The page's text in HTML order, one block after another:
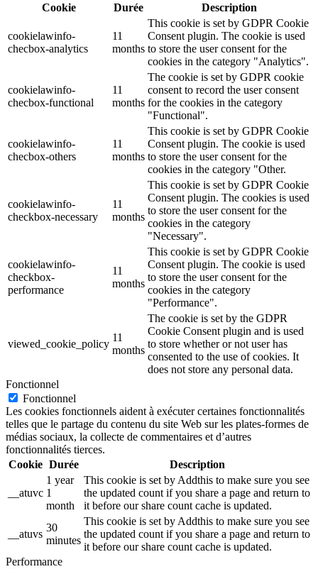
Cookie
Durée Description
cookielawinfo-
checbox-analytics
11
months
This cookie is set by GDPR Cookie
Consent plugin. The cookie is used
to store the user consent for the
cookies in the category "Analytics".
cookielawinfo-
checbox-functional
11
months
The cookie is set by GDPR cookie
consent to record the user consent
for the cookies in the category
"Functional".
cookielawinfo-
checbox-others
11
months
This cookie is set by GDPR Cookie
Consent plugin. The cookie is used
to store the user consent for the
cookies in the category "Other.
cookielawinfo-
checkbox-necessary
11
months
This cookie is set by GDPR Cookie
Consent plugin. The cookies is used
to store the user consent for the
cookies in the category
"Necessary".
cookielawinfo-
checkbox-
performance
11
months
This cookie is set by GDPR Cookie
Consent plugin. The cookie is used
to store the user consent for the
cookies in the category
"Performance".
viewed_cookie_policy
11
months
The cookie is set by the GDPR
Cookie Consent plugin and is used
to store whether or not user has
consented to the use of cookies. It
does not store any personal data.
Fonctionnel
Fonctionnel
Les cookies fonctionnels aident à exécuter certaines fonctionnalités
telles que le partage du contenu du site Web sur les plates-formes de
médias sociaux, la collecte de commentaires et d’autres
fonctionnalités tierces.
Cookie Durée Description
__atuvc
1 year
1
month
This cookie is set by Addthis to make sure you see
the updated count if you share a page and return to
it before our share count cache is updated.
__atuvs
30
minutes
This cookie is set by Addthis to make sure you see
the updated count if you share a page and return to
it before our share count cache is updated.
Performance